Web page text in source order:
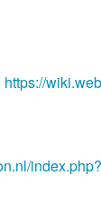
https://